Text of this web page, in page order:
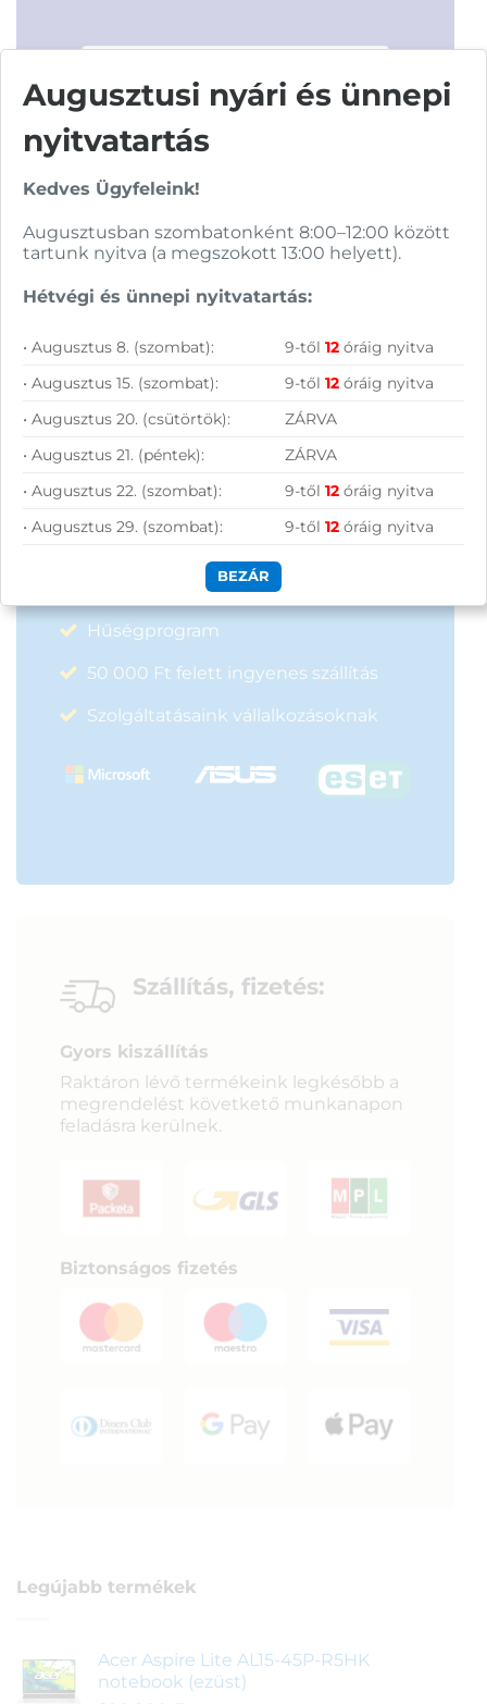
Hírlevelünkről bármikor leiratkozhatsz.
adatkezelési tájékoztatót.
FELIRATKOZOM
Vásárolj nálunk!
Garanciavállalás
Hűségprogram
50 000 Ft felett ingyenes szállítás
Szolgáltatásaink vállalkozásoknak
Szállítás, fizetés:
Gyors kiszállítás
Raktáron lévő termékeink legkésőbb a
megrendelést követkető munkanapon
feladásra kerülnek.
Biztonságos fizetés
Legújabb termékek
Acer Aspire Lite AL15-45P-R5HK
notebook (ezüst)
Augusztusi nyári és ünnepi
nyitvatartás
Kedves Ügyfeleink!
Augusztusban szombatonként 8:00–12:00 között
tartunk nyitva (a megszokott 13:00 helyett).
Hétvégi és ünnepi nyitvatartás:
• Augusztus 8. (szombat): 9-től12 óráig nyitva
• Augusztus 15. (szombat):
9-től12 óráig nyitva
• Augusztus 20. (csütörtök):
ZÁRVA
• Augusztus 21. (péntek):
ZÁRVA
• Augusztus 22. (szombat):
9-től12 óráig nyitva
• Augusztus 29. (szombat):
9-től12 óráig nyitva
BEZÁR